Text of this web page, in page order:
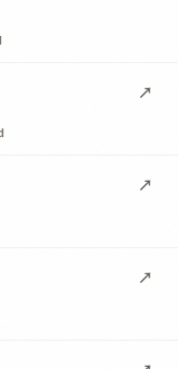
↗
↗
↗